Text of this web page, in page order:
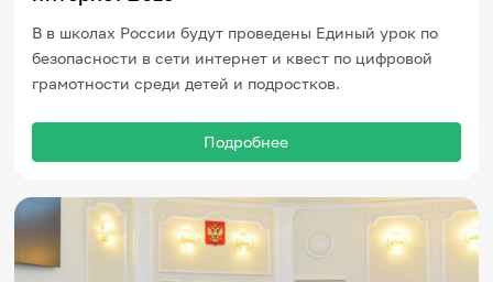
В в школах России будут проведены Единый урок по
безопасности в сети интернет и квест по цифровой
грамотности среди детей и подростков.
Подробнее